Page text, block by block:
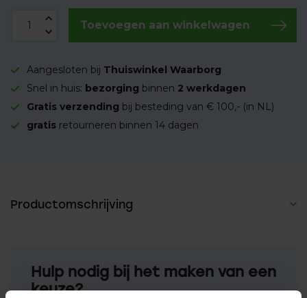
Toevoegen aan winkelwagen
Aangesloten bij Thuiswinkel Waarborg
Snel in huis: bezorging binnen 2 werkdagen
Gratis verzending bij besteding van € 100,- (in NL)
gratis retourneren binnen 14 dagen
Productomschrijving
Hulp nodig bij het maken van een
keuze?